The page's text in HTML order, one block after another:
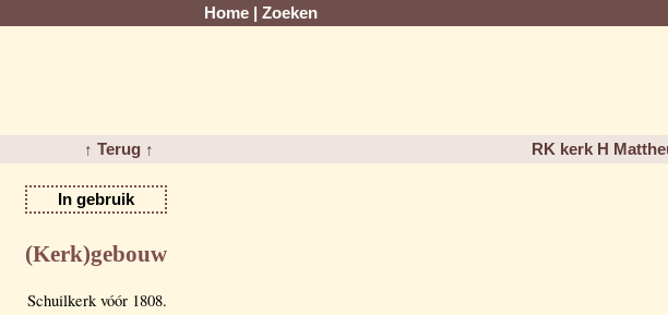
Home Zoeken
↑ Terug ↑ RK kerk H
In gebruik
(Kerk)gebouw
Schuilkerk vóór 1808.